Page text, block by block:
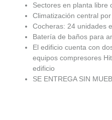
Sectores en planta libre
Climatización central
Cocheras: 24 unidades
Batería de baños para
El edificio cuenta con
equipos compresores
edificio
SE ENTREGA SIN